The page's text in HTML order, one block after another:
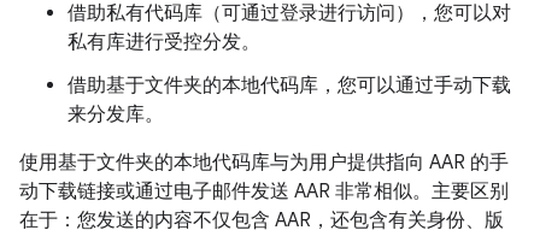
借助私有代码库（可通过登录进行访问），您可以对
私有库进行受控分发。
借助基于文件夹的本地代码库，您可以通过手动下载
来分发库。
使用基于文件夹的本地代码库与为用户提供指向 AAR 的手
动下载链接或通过电子邮件发送 AAR 非常相似。主要区别
在于：您发送的内容不仅包含 AAR，还包含有关身份、版